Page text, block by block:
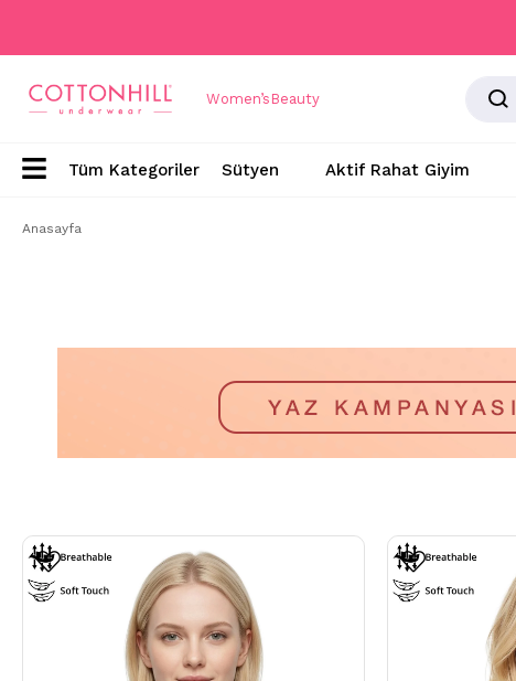
Women’s Beauty
Sütyen Aktif Rahat Giyim
Anasayfa